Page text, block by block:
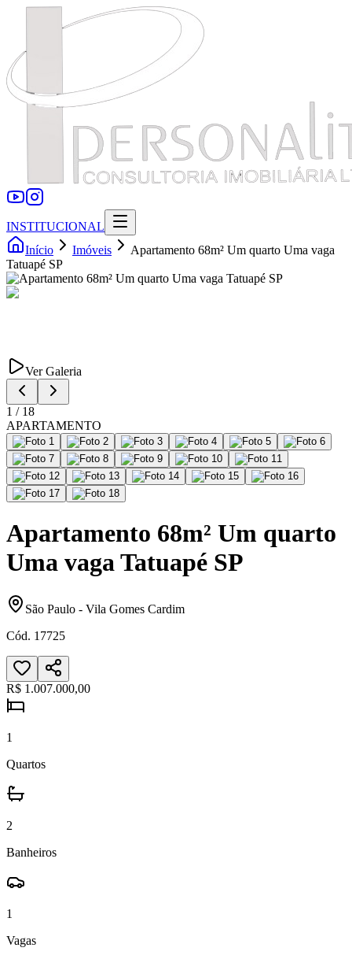
INSTITUCIONAL
Início
Imóveis
Apartamento 68m² Um quarto Uma vaga
Tatuapé SP
Ver Galeria
1 / 18
APARTAMENTO
Apartamento 68m² Um quarto
Uma vaga Tatuapé SP
São Paulo - Vila Gomes Cardim
Cód. 17725
R$ 1.007.000,00
1
Quartos
2
Banheiros
1
Vagas